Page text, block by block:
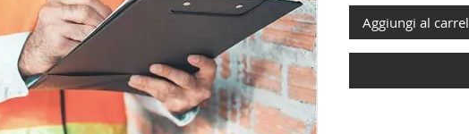
Aggiungi al